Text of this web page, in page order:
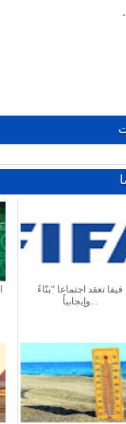
.
فيفا تعقد اجتماعا “بنّاءً
وإيجابياً...